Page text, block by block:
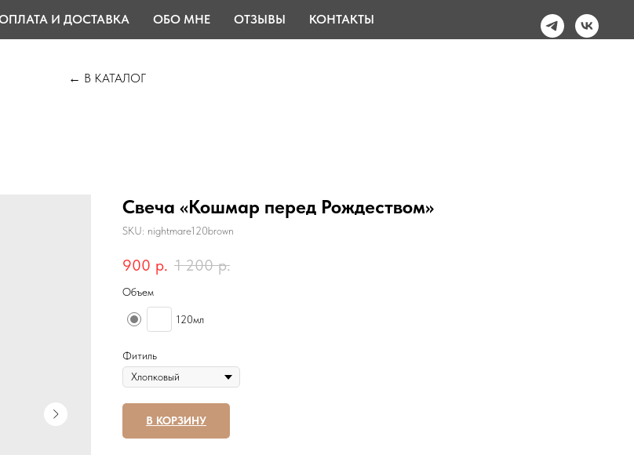
И ДОСТАВКА ОБО МНЕ ОТЗЫВЫ КОНТАКТЫ
← В КАТАЛОГ
Свеча «Кошмар перед Рождеством»
SKU: nightmare120brown
900 р. 1 200 р.
Объем
120мл
Фитиль
В КОРЗИНУ